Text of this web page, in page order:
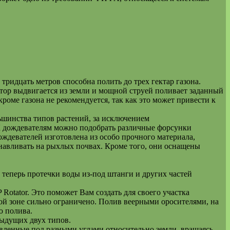
метров способна полить до трех гектар газона.
выдвигается из земли и мощной струей поливает заданный
газона не рекомендуется, так как это может привести к
типов растений, за исключением
можно подобрать различные форсунки
изготовлена из особо прочного материала,
на рыхлых почвах. Кроме того, они оснащены
протечки воды из-под штанги и других частей
Это поможет Вам создать для своего участка
зоне сильно ограничено. Полив веерными оросителями, на
полива.
двух типов.